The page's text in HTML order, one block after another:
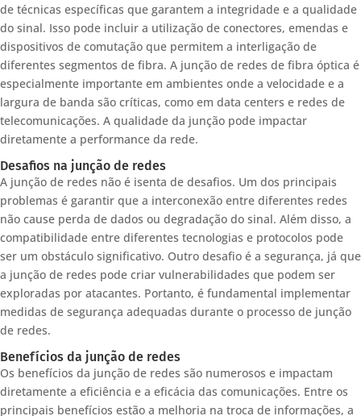
de técnicas específicas que garantem a integridade e a qualidade
do sinal. Isso pode incluir a utilização de conectores, emendas e
dispositivos de comutação que permitem a interligação de
diferentes segmentos de fibra. A junção de redes de fibra óptica é
especialmente importante em ambientes onde a velocidade e a
largura de banda são críticas, como em data centers e redes de
telecomunicações. A qualidade da junção pode impactar
diretamente a performance da rede.
Desafios na junção de redes
A junção de redes não é isenta de desafios. Um dos principais
problemas é garantir que a interconexão entre diferentes redes
não cause perda de dados ou degradação do sinal. Além disso, a
compatibilidade entre diferentes tecnologias e protocolos pode
ser um obstáculo significativo. Outro desafio é a segurança, já que
a junção de redes pode criar vulnerabilidades que podem ser
exploradas por atacantes. Portanto, é fundamental implementar
medidas de segurança adequadas durante o processo de junção
de redes.
Benefícios da junção de redes
Os benefícios da junção de redes são numerosos e impactam
diretamente a eficiência e a eficácia das comunicações. Entre os
principais benefícios estão a melhoria na troca de informações, a